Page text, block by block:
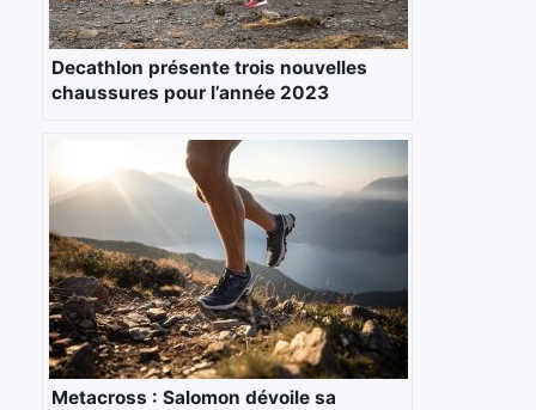
Decathlon présente trois nouvelles
chaussures pour l’année 2023
Metacross : Salomon dévoile sa